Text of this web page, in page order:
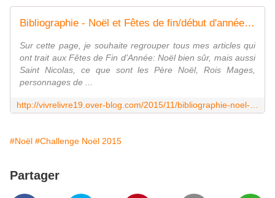
Bibliographie - Noël et Fêtes de fin/début d'année: Traditions, Histoires, Festivités et Recettes.
Sur cette page, je souhaite regrouper tous mes articles qui
ont trait aux Fêtes de Fin d'Année: Noël bien sûr, mais aussi
Saint Nicolas, ce que sont les Père Noël, Rois Mages,
personnages de ...
#Noël #Challenge Noël 2015
Partager